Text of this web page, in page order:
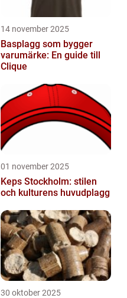
14 november 2025
Basplagg som bygger
varumärke: En guide till
Clique
01 november 2025
Keps Stockholm: stilen
och kulturens huvudplagg
30 oktober 2025